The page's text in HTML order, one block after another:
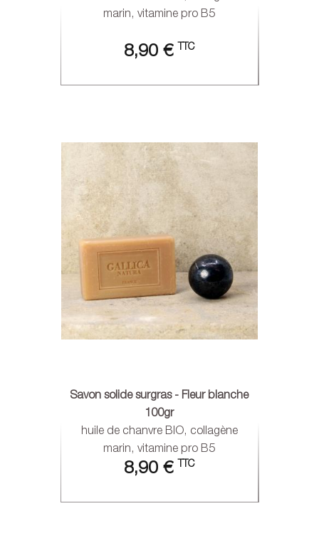
marin, vitamine pro B5
8,90 € TTC
Savon solide surgras - Fleur blanche
100gr
huile de chanvre BIO, collagène
marin, vitamine pro B5
8,90 € TTC